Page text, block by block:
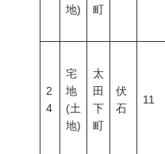
地)
町
2
4
宅
地
(土
地)
太
田
下
町
伏
石
11